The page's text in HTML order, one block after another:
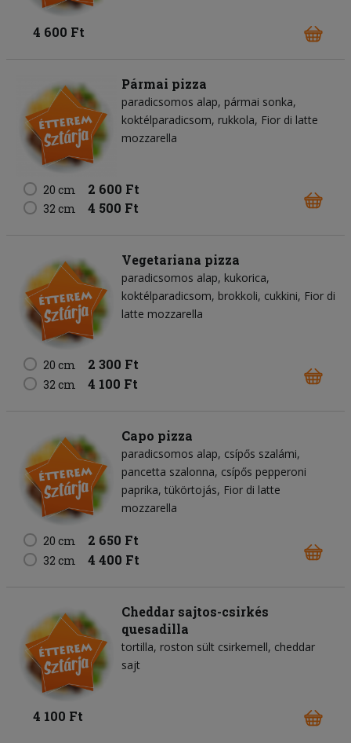
4 600 Ft
Pármai pizza
paradicsomos alap pármai sonka
koktélparadicsom rukkola Fior di latte
mozzarella
20 cm 2 600 Ft
32 cm 4 500 Ft
Vegetariana pizza
paradicsomos alap kukorica
koktélparadicsom brokkoli cukkini Fior di
latte mozzarella
20 cm 2 300 Ft
32 cm 4 100 Ft
Capo pizza
paradicsomos alap csípős szalámi
pancetta szalonna csípős pepperoni
paprika tükörtojás Fior di latte
mozzarella
20 cm 2 650 Ft
32 cm 4 400 Ft
Cheddar sajtos-csirkés
quesadilla
tortilla roston sült csirkemell cheddar
sajt
4 100 Ft